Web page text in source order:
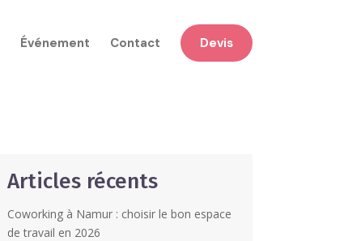
Événement Contact Devis
Articles récents
Coworking à Namur : choisir le bon espace
de travail en 2026